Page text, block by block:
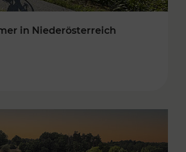
in Niederösterreich